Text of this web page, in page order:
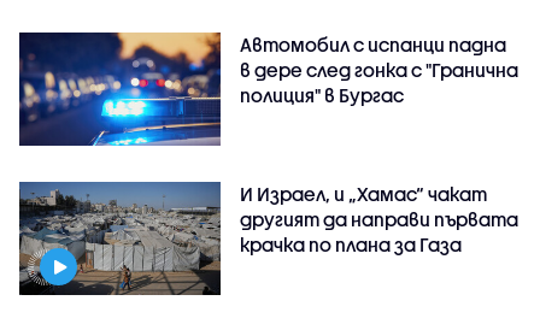
Автомобил с испанци падна
в дере след гонка с "Гранична
полиция" в Бургас
И Израел, и „Хамас“ чакат
другият да направи първата
крачка по плана за Газа